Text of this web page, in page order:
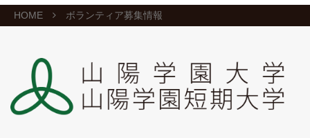
HOME ボランティア募集情報